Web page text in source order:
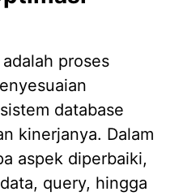
proses
database
kinerjanya. Dalam
aspek diperbaiki,
query, hingga